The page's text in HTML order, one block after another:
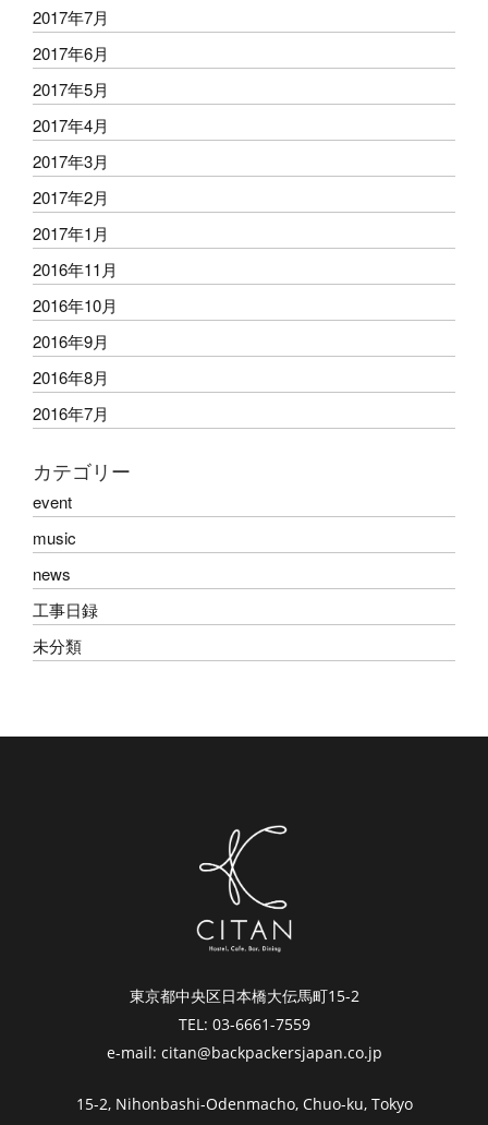
2017年7月
2017年6月
2017年5月
2017年4月
2017年3月
2017年2月
2017年1月
2016年11月
2016年10月
2016年9月
2016年8月
2016年7月
カテゴリー
event
music
news
工事日録
未分類
東京都中央区日本橋大伝馬町15-2
TEL: 03-6661-7559
e-mail: citan@backpackersjapan.co.jp
15-2, Nihonbashi-Odenmacho, Chuo-ku, Tokyo